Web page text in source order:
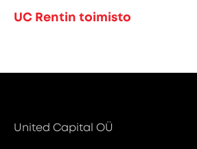
UC Rentin toimisto
United Capital OÜ